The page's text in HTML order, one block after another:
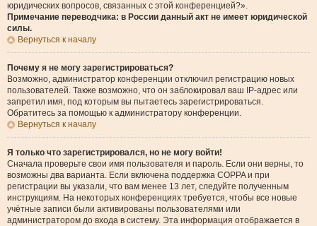
юридических вопросов, связанных с этой конференцией?».
Примечание переводчика: в России данный акт не имеет юридической
силы.
Вернуться к началу
Почему я не могу зарегистрироваться?
Возможно, администратор конференции отключил регистрацию новых
пользователей. Также возможно, что он заблокировал ваш IP-адрес или
запретил имя, под которым вы пытаетесь зарегистрироваться.
Обратитесь за помощью к администратору конференции.
Вернуться к началу
Я только что зарегистрировался, но не могу войти!
Сначала проверьте свои имя пользователя и пароль. Если они верны, то
возможны два варианта. Если включена поддержка COPPA и при
регистрации вы указали, что вам менее 13 лет, следуйте полученным
инструкциям. На некоторых конференциях требуется, чтобы все новые
учётные записи были активированы пользователями или
администратором до входа в систему. Эта информация отображается в